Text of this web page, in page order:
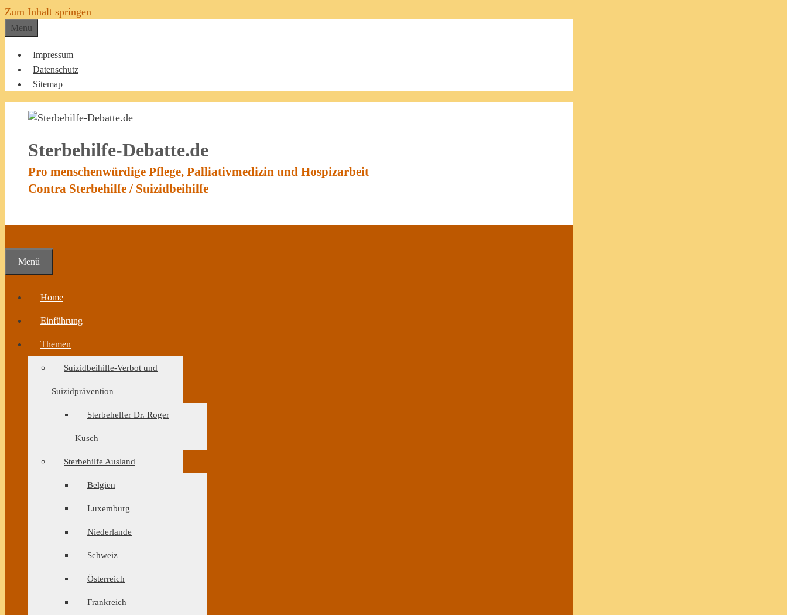
Zum Inhalt springen
Menu
Impressum
Datenschutz
Sitemap
Sterbehilfe-Debatte.de
Pro menschenwürdige Pflege, Palliativmedizin und Hospizarbeit
Contra Sterbehilfe / Suizidbeihilfe
Menü
Home
Einführung
Themen
Suizidbeihilfe-Verbot und
Suizidprävention
Sterbehelfer Dr. Roger
Kusch
Sterbehilfe Ausland
Belgien
Luxemburg
Niederlande
Schweiz
Österreich
Frankreich